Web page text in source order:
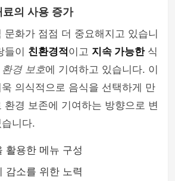
의 사용 증가
문화가 점점 더 중요해지고 있습니
들이 친환경적이고 지속 가능한식
환경 보호에 기여하고 있습니다. 이
의식적으로 음식을 선택하게 만
환경 보존에 기여하는 방향으로 변
니다.
활용한 메뉴 구성
감소를 위한 노력